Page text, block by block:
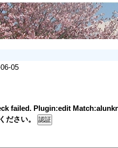
05
failed. Plugin:edit
ださい。